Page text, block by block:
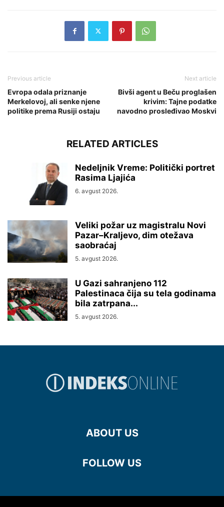
Previous article
Evropa odala priznanje
Merkelovoj, ali senke njene
politike prema Rusiji ostaju
Next article
Bivši agent u Beču proglašen
krivim: Tajne podatke
navodno prosleđivao Moskvi
RELATED ARTICLES
Nedeljnik Vreme: Politički portret
Rasima Ljajića
6. avgust 2026.
Veliki požar uz magistralu Novi
Pazar–Kraljevo, dim otežava
saobraćaj
5. avgust 2026.
U Gazi sahranjeno 112
Palestinaca čija su tela godinama
bila zatrpana...
5. avgust 2026.
ABOUT US
FOLLOW US